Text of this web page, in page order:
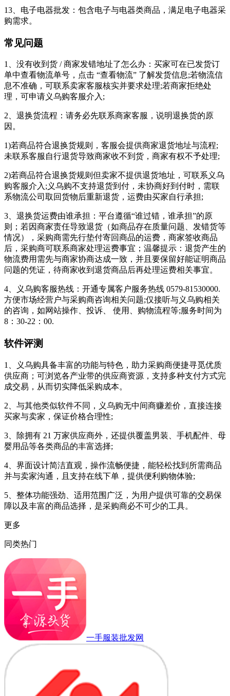
13、电子电器批发：包含电子与电器类商品，满足电子电器采
购需求。
常见问题
1、没有收到货 / 商家发错地址了怎么办：买家可在已发货订
单中查看物流单号，点击 “查看物流” 了解发货信息;若物流信
息不准确，可联系卖家客服核实并要求处理;若商家拒绝处
理，可申请义乌购客服介入;
2、退换货流程：请务必先联系商家客服，说明退换货的原
因。
1)若商品符合退换货规则，客服会提供商家退货地址与流程;
未联系客服自行退货导致商家收不到货，商家有权不予处理;
2)若商品符合退换货规则但卖家不提供退货地址，可联系义乌
购客服介入;义乌购不支持退货到付，未协商好到付时，需联
系物流公司取回货物后重新退货，运费由买家自行承担;
3、退换货运费由谁承担：平台遵循“谁过错，谁承担”的原
则；若因商家责任导致退货（如商品存在质量问题、发错货等
情况），采购商需先行垫付寄回商品的运费，商家签收商品
后，采购商可联系商家处理运费事宜；温馨提示：退货产生的
物流费用需先与商家协商达成一致，并且要保留好能证明商品
问题的凭证，待商家收到退货商品后再处理运费相关事宜。
4、义乌购客服热线：开通专属客户服务热线 0579-81530000.
方便市场经营户与采购商咨询相关问题;仅接听与义乌购相关
的咨询，如网站操作、投诉、 使用、购物流程等;服务时间为
8：30-22：00.
软件评测
1、义乌购具备丰富的功能与特色，助力采购商便捷寻觅优质
供应商；可浏览各产业带的供应商资源，支持多种支付方式完
成交易，从而切实降低采购成本。
2、与其他类似软件不同，义乌购无中间商赚差价，直接连接
买家与卖家，保证价格合理性;
3、除拥有 21 万家供应商外，还提供覆盖男装、手机配件、母
婴用品等各类商品的丰富选择;
4、界面设计简洁直观，操作流畅便捷，能轻松找到所需商品
并与卖家沟通，且支持在线下单，提供便利购物体验;
5、整体功能强劲、适用范围广泛，为用户提供可靠的交易保
障以及丰富的商品选择，是采购商必不可少的工具。
更多
同类热门
一手服装批发网